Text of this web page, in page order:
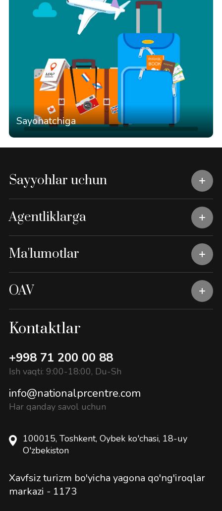
Sayohatchiga
Sayyohlar uchun
Agentliklarga
Ma'lumotlar
OAV
Kontaktlar
+998 71 200 00 88
Ish vaqti: 9:00-18:00, Du-Sh
info@nationalprcentre.com
Har qanday savol uchun
100015, Toshkent, Oybek ko'chasi, 18-uy
O'zbekiston
Xavfsiz turizm bo'yicha yagona qo'ng'iroqlar
markazi - 1173